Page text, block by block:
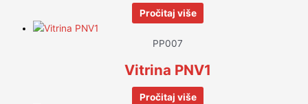
Pročitaj više
PP007
Vitrina PNV1
Pročitaj više